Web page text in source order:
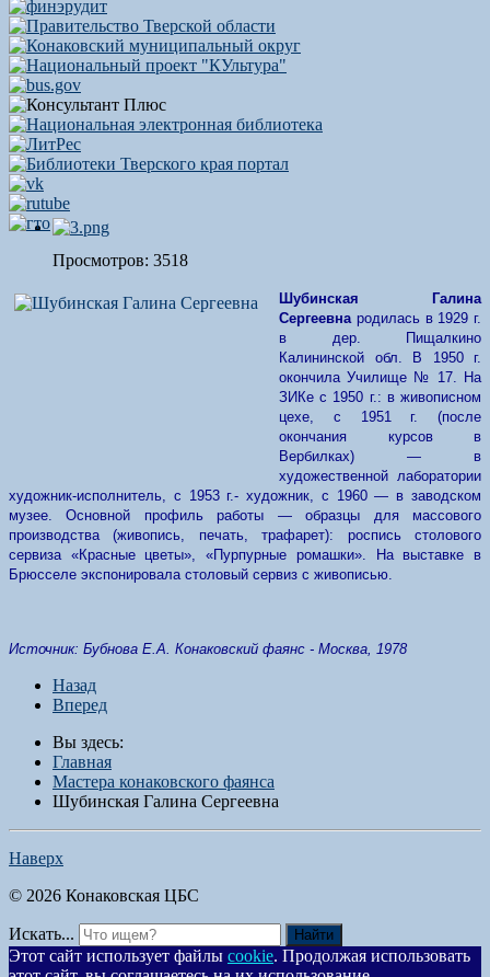
Просмотров: 3518
Шубинская Галина
Сергеевнародилась в 1929 г.
в дер. Пищалкино
Калининской обл. В 1950 г.
окончила Училище № 17. На
ЗИКе с 1950 г.: в живописном
цехе, с 1951 г. (после
окончания курсов в
Вербилках) — в
художественной лаборатории
художник-исполнитель, с 1953 г.- художник, с 1960 — в заводском
музее. Основной профиль работы — образцы для массового
производства (живопись, печать, трафарет): роспись столового
сервиза «Красные цветы», «Пурпурные ромашки». На выставке в
Брюсселе экспонировала столовый сервиз с живописью.
Источник: Бубнова Е.А. Конаковский фаянс - Москва, 1978
Назад
Вперед
Вы здесь:
Главная
Мастера конаковского фаянса
Шубинская Галина Сергеевна
Наверх
© 2026 Конаковская ЦБС
Искать... Найти
Этот сайт использует файлы cookie. Продолжая использовать